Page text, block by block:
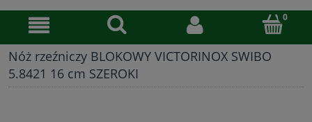
Nóż rzeźniczy BLOKOWY VICTORINOX SWIBO
5.8421 16 cm SZEROKI